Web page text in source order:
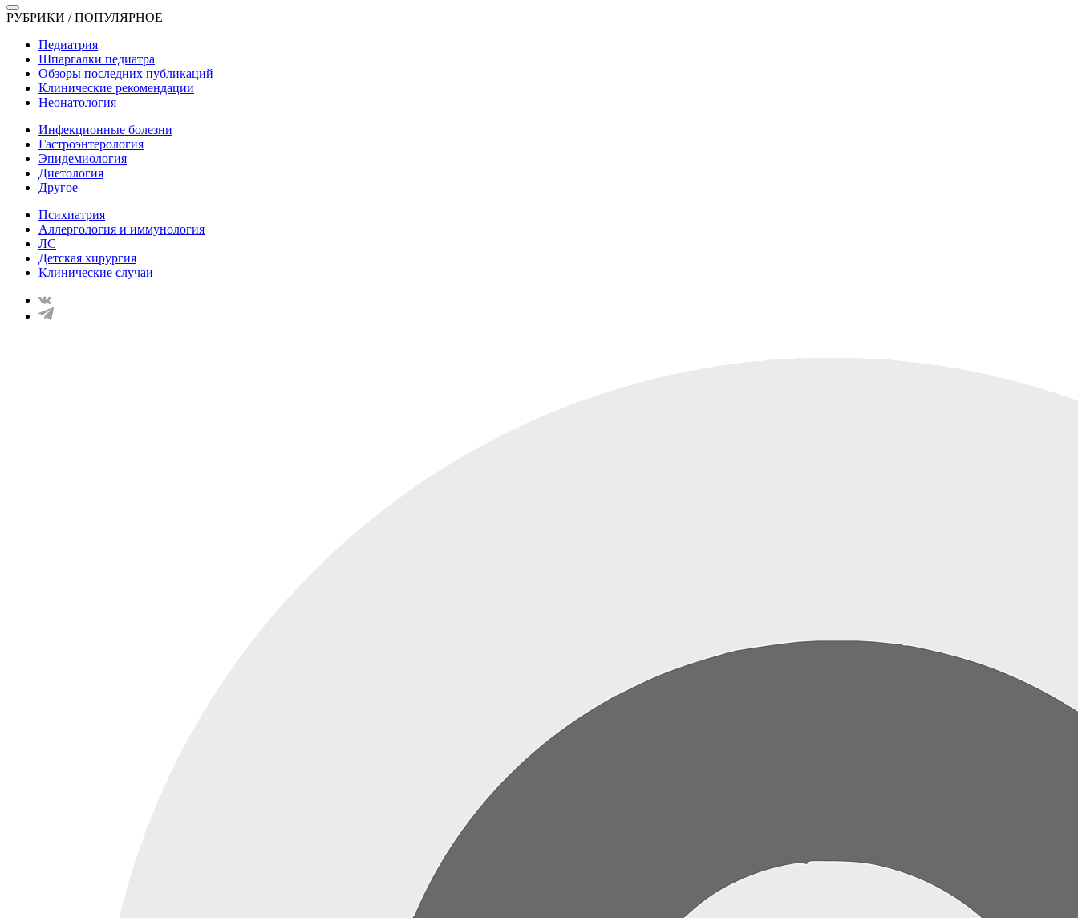
РУБРИКИ / ПОПУЛЯРНОЕ
Педиатрия
Шпаргалки педиатра
Обзоры последних публикаций
Клинические рекомендации
Неонатология
Инфекционные болезни
Гастроэнтерология
Эпидемиология
Диетология
Другое
Психиатрия
Аллергология и иммунология
ЛС
Детская хирургия
Клинические случаи